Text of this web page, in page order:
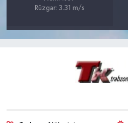
Rüzgar: 3.31 m/s